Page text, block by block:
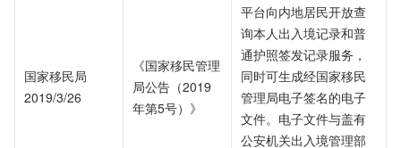
国家移民局
2019/3/26
《国家移民管理
局公告（2019
年第5号）》
平台向内地居民开放查
询本人出入境记录和普
通护照签发记录服务，
同时可生成经国家移民
管理局电子签名的电子
文件。电子文件与盖有
公安机关出入境管理部